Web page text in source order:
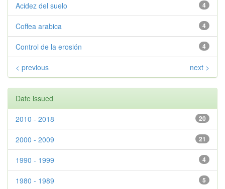
4
Acidez del suelo
4
Coffea arabica
4
Control de la erosión
< previous next >
Date issued
20
2010 - 2018
21
2000 - 2009
4
1990 - 1999
5
1980 - 1989